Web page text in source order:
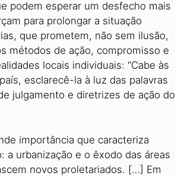
podem esperar um desfecho mais
para prolongar a situação
que prometem, não sem ilusão,
métodos de ação, compromisso e
locais individuais: “Cabe às
esclarecê-la à luz das palavras
julgamento e diretrizes de ação do
importância que caracteriza
urbanização e o êxodo das áreas
novos proletariados. […] Em